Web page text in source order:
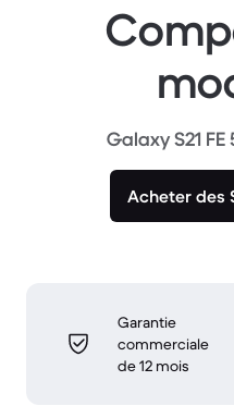
Galaxy S21
Acheter des
Garantie
commerciale
de 12 mois